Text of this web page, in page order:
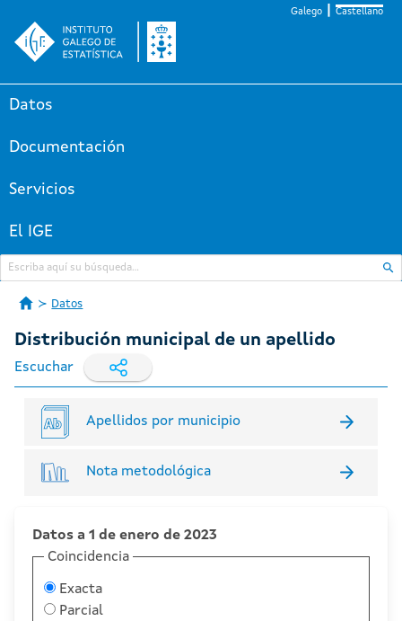
Galego Castellano
Datos
Documentación
Servicios
El IGE
Datos
Distribución municipal de un apellido
Escuchar
Apellidos por municipio
Nota metodológica
Datos a 1 de enero de 2023
Coincidencia
Exacta
Parcial